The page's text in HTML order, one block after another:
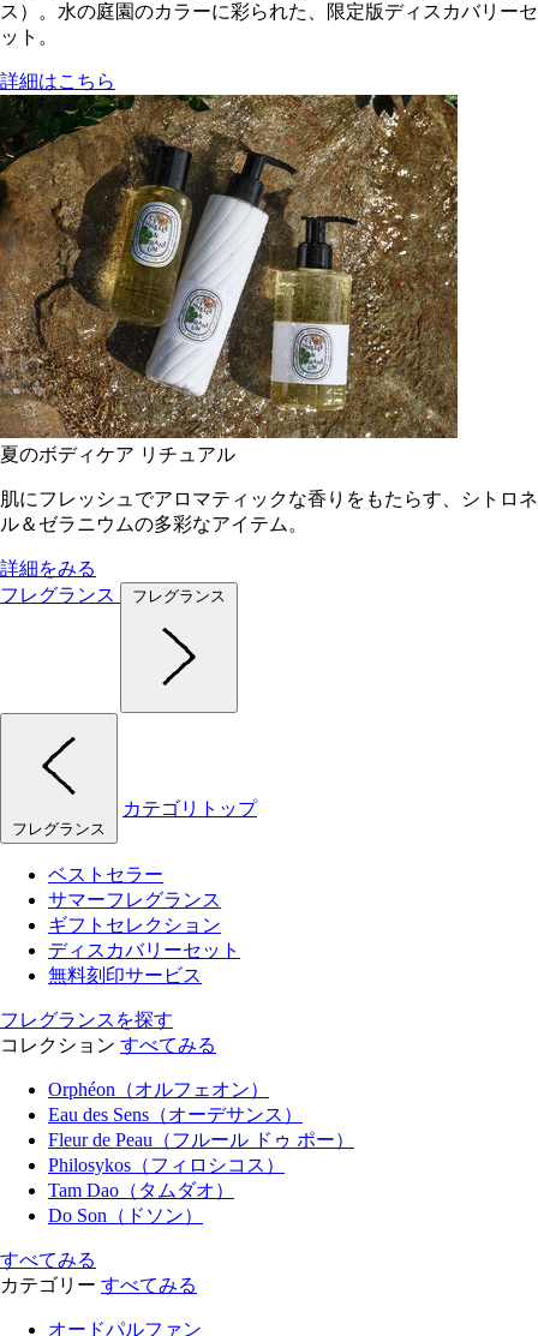
ス）。水の庭園のカラーに彩られた、限定版ディスカバリーセ
ット。
詳細はこちら
夏のボディケア リチュアル
肌にフレッシュでアロマティックな香りをもたらす、シトロネ
ル＆ゼラニウムの多彩なアイテム。
詳細をみる
フレグランス
フレグランス
フレグランス
カテゴリトップ
ベストセラー
サマーフレグランス
ギフトセレクション
ディスカバリーセット
無料刻印サービス
フレグランスを探す
コレクション すべてみる
Orphéon（オルフェオン）
Eau des Sens（オーデサンス）
Fleur de Peau（フルール ドゥ ポー）
Philosykos（フィロシコス）
Tam Dao（タムダオ）
Do Son（ドソン）
すべてみる
カテゴリー すべてみる
オードパルファン